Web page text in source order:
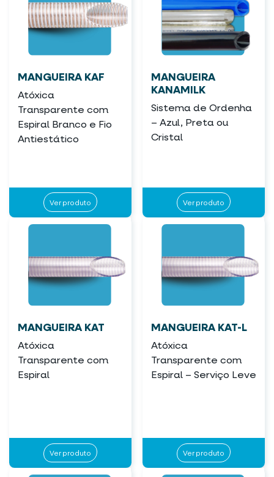
MANGUEIRA KAF
Atóxica
Transparente com
Espiral Branco e Fio
Antiestático
Ver produto
MANGUEIRA
KANAMILK
Sistema de Ordenha
– Azul, Preta ou
Cristal
Ver produto
MANGUEIRA KAT
Atóxica
Transparente com
Espiral
Ver produto
MANGUEIRA KAT-L
Atóxica
Transparente com
Espiral – Serviço Leve
Ver produto